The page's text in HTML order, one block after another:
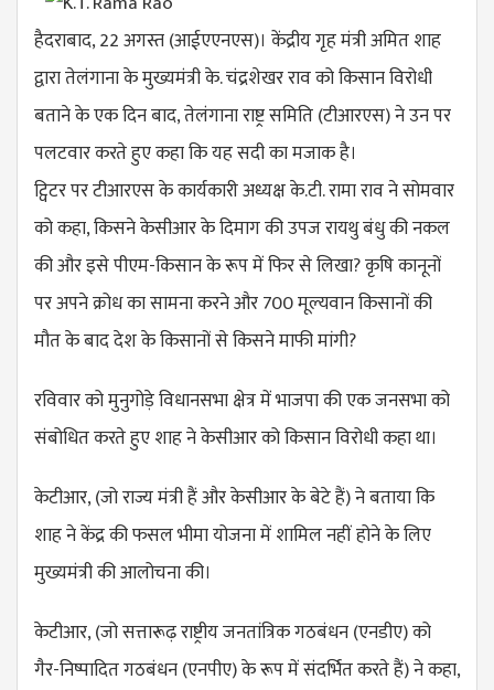
हैदराबाद, 22 अगस्त (आईएएनएस)। केंद्रीय गृह मंत्री अमित शाह
द्वारा तेलंगाना के मुख्यमंत्री के. चंद्रशेखर राव को किसान विरोधी
बताने के एक दिन बाद, तेलंगाना राष्ट्र समिति (टीआरएस) ने उन पर
पलटवार करते हुए कहा कि यह सदी का मजाक है।
ट्विटर पर टीआरएस के कार्यकारी अध्यक्ष के.टी. रामा राव ने सोमवार
को कहा, किसने केसीआर के दिमाग की उपज रायथु बंधु की नकल
की और इसे पीएम-किसान के रूप में फिर से लिखा? कृषि कानूनों
पर अपने क्रोध का सामना करने और 700 मूल्यवान किसानों की
मौत के बाद देश के किसानों से किसने माफी मांगी?
रविवार को मुनुगोड़े विधानसभा क्षेत्र में भाजपा की एक जनसभा को
संबोधित करते हुए शाह ने केसीआर को किसान विरोधी कहा था।
केटीआर, (जो राज्य मंत्री हैं और केसीआर के बेटे हैं) ने बताया कि
शाह ने केंद्र की फसल भीमा योजना में शामिल नहीं होने के लिए
मुख्यमंत्री की आलोचना की।
केटीआर, (जो सत्तारूढ़ राष्ट्रीय जनतांत्रिक गठबंधन (एनडीए) को
गैर-निष्पादित गठबंधन (एनपीए) के रूप में संदर्भित करते हैं) ने कहा,